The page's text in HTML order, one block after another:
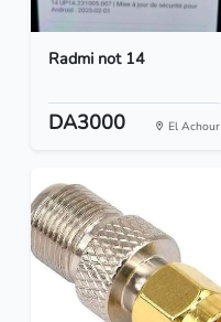
Radmi not 14
DA3000 El Achour